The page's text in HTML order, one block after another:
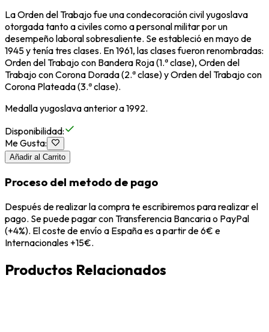
La Orden del Trabajo fue una condecoración civil yugoslava
otorgada tanto a civiles como a personal militar por un
desempeño laboral sobresaliente. Se estableció en mayo de
1945 y tenía tres clases. En 1961, las clases fueron renombradas:
Orden del Trabajo con Bandera Roja (1.ª clase), Orden del
Trabajo con Corona Dorada (2.ª clase) y Orden del Trabajo con
Corona Plateada (3.ª clase).
Medalla yugoslava anterior a 1992.
Disponibilidad:
Me Gusta:
Añadir al Carrito
Proceso del metodo de pago
Después de realizar la compra te escribiremos para realizar el
pago. Se puede pagar con Transferencia Bancaria o PayPal
(+4%). El coste de envío a España es a partir de 6€ e
Internacionales +15€.
Productos Relacionados